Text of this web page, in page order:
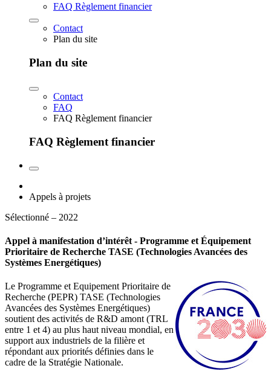
FAQ Règlement financier
Contact
Plan du site
Plan du site
Contact
FAQ
FAQ Règlement financier
FAQ Règlement financier
Appels à projets
Sélectionné – 2022
Appel à manifestation d’intérêt - Programme et Équipement
Prioritaire de Recherche TASE (Technologies Avancées des
Systèmes Energétiques)
Le Programme et Equipement Prioritaire de
Recherche (PEPR) TASE (Technologies
Avancées des Systèmes Energétiques)
soutient des activités de R&D amont (TRL
entre 1 et 4) au plus haut niveau mondial, en
support aux industriels de la filière et
répondant aux priorités définies dans le
cadre de la Stratégie Nationale.